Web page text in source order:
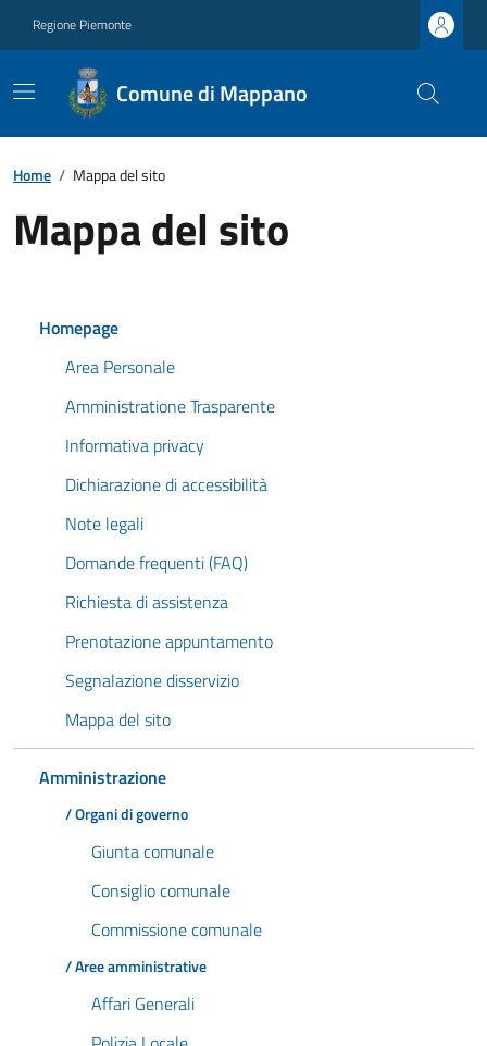
Regione Piemonte
Comune di Mappano
Home / Mappa del sito
Mappa del sito
Homepage
Area Personale
Amministratione Trasparente
Informativa privacy
Dichiarazione di accessibilità
Note legali
Domande frequenti (FAQ)
Richiesta di assistenza
Prenotazione appuntamento
Segnalazione disservizio
Mappa del sito
Amministrazione
/ Organi di governo
Giunta comunale
Consiglio comunale
Commissione comunale
/ Aree amministrative
Affari Generali